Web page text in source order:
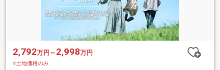
2,792万円～ 2,998万円
※土地価格のみ